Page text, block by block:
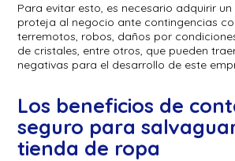
Para evitar esto, es necesario adquirir
proteja al negocio ante contingencias
terremotos, robos, daños por
de cristales, entre otros, que pueden
negativas para el desarrollo de este
Los beneficios de
seguro para
tienda de ropa